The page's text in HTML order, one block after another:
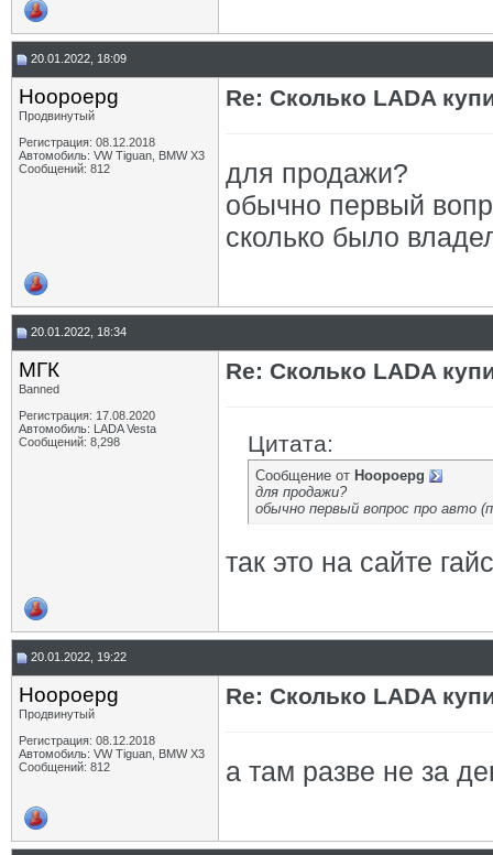
20.01.2022, 18:09
Hoopoepg
Продвинутый
Регистрация: 08.12.2018
Автомобиль: VW Tiguan, BMW X3
Сообщений: 812
Re: Сколько LADA
для продажи?
обычно первый
сколько было
20.01.2022, 18:34
МГК
Banned
Регистрация: 17.08.2020
Автомобиль: LADA Vesta
Сообщений: 8,298
Re: Сколько LADA
Цитата:
Сообщение от Hoopoepg
для продажи?
обычно первый вопрос про авто
так это на сайте
20.01.2022, 19:22
Hoopoepg
Продвинутый
Регистрация: 08.12.2018
Автомобиль: VW Tiguan, BMW X3
Сообщений: 812
Re: Сколько LADA
а там разве не за